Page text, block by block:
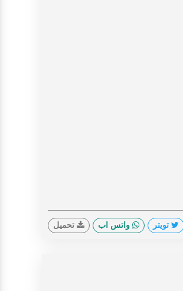
تويتر واتس اب تحميل